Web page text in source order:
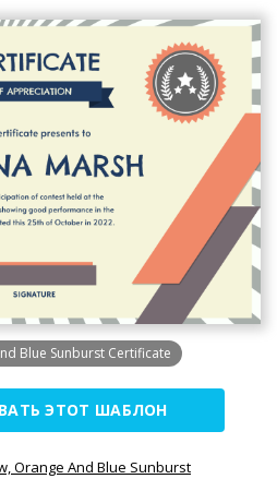
Blue Sunburst Certificate
ЭТОТ ШАБЛОН
Orange And Blue Sunburst